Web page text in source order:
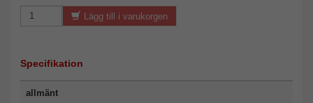
Lägg till i varukorgen
Specifikation
allmänt